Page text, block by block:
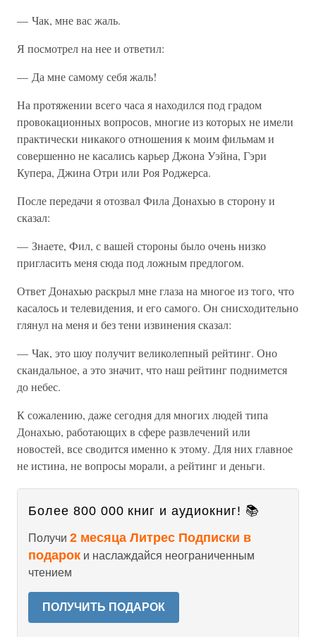
— Чак, мне вас жаль.
Я посмотрел на нее и ответил:
— Да мне самому себя жаль!
На протяжении всего часа я находился под градом
провокационных вопросов, многие из которых не имели
практически никакого отношения к моим фильмам и
совершенно не касались карьер Джона Уэйна, Гэри
Купера, Джина Отри или Роя Роджерса.
После передачи я отозвал Фила Донахью в сторону и
сказал:
— Знаете, Фил, с вашей стороны было очень низко
пригласить меня сюда под ложным предлогом.
Ответ Донахью раскрыл мне глаза на многое из того, что
касалось и телевидения, и его самого. Он снисходительно
глянул на меня и без тени извинения сказал:
— Чак, это шоу получит великолепный рейтинг. Оно
скандальное, а это значит, что наш рейтинг поднимется
до небес.
К сожалению, даже сегодня для многих людей типа
Донахью, работающих в сфере развлечений или
новостей, все сводится именно к этому. Для них главное
не истина, не вопросы морали, а рейтинг и деньги.
Более 800 000 книг и аудиокниг! 📚
Получи 2 месяца Литрес Подписки в
подарок и наслаждайся неограниченным
чтением
ПОЛУЧИТЬ ПОДАРОК